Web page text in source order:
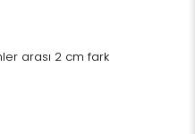
arası 2 cm fark